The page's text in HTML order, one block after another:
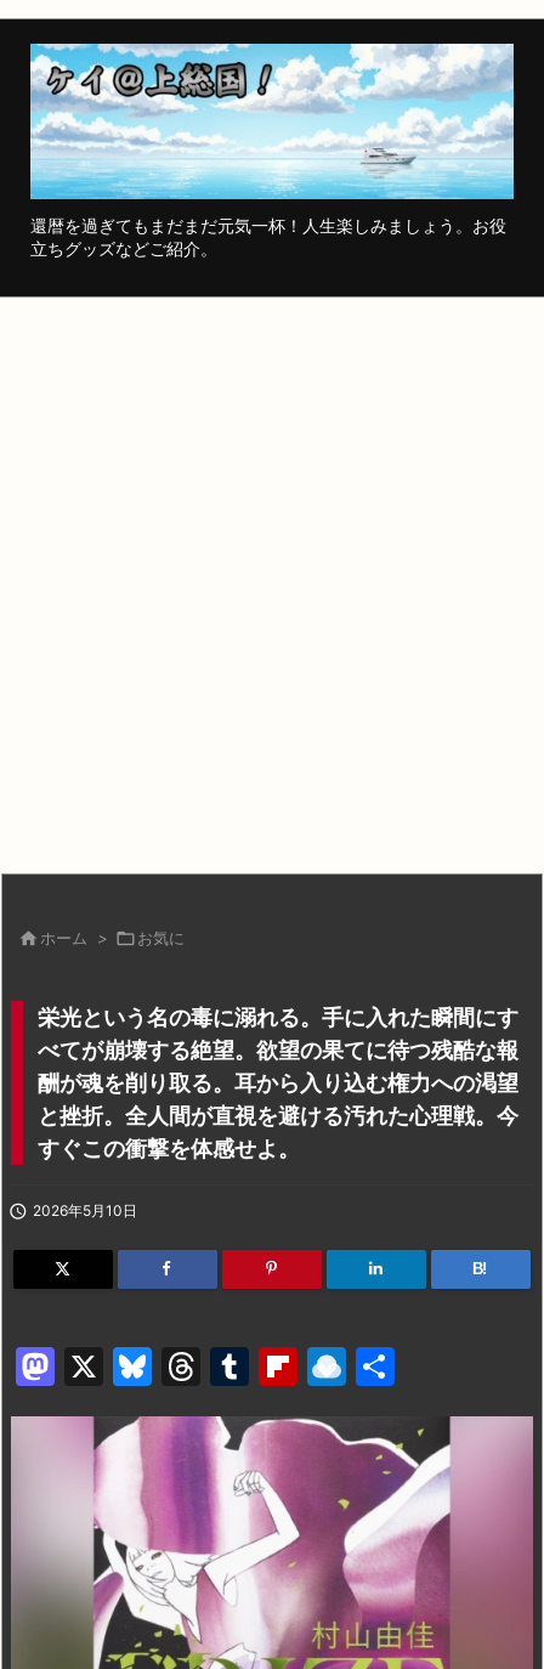
還暦を過ぎてもまだまだ元気一杯！人生楽しみましょう。お役
立ちグッズなどご紹介。
 ホーム > お気に
栄光という名の毒に溺れる。手に入れた瞬間にす
べてが崩壊する絶望。欲望の果てに待つ残酷な報
酬が魂を削り取る。耳から入り込む権力への渇望
と挫折。全人間が直視を避ける汚れた心理戦。今
すぐこの衝撃を体感せよ。
 2026年5月10日
B!
M
a
st
o
n
X
Bl
u
e
k
y
T
hr
e
a
d
s
T
u
m
bl
Fl
ip
b
ar
d
R
n
dr
o
p.
io